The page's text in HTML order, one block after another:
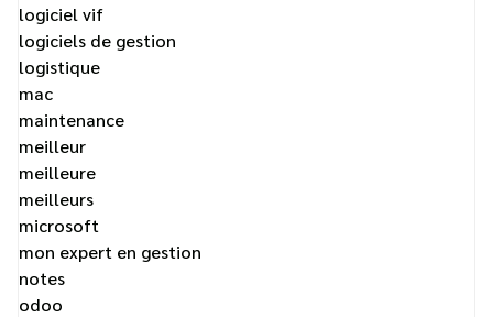
logiciel vif
logiciels de gestion
logistique
mac
maintenance
meilleur
meilleure
meilleurs
microsoft
mon expert en gestion
notes
odoo